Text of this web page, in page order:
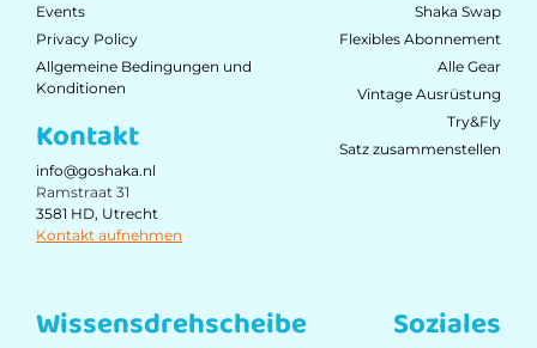
Events
Privacy Policy
Allgemeine Bedingungen und
Konditionen
Kontakt
info@goshaka.nl
Ramstraat 31
3581 HD, Utrecht
Kontakt aufnehmen
Shaka Swap
Flexibles Abonnement
Alle Gear
Vintage Ausrüstung
Try&Fly
Satz zusammenstellen
Wissensdrehscheibe Soziales